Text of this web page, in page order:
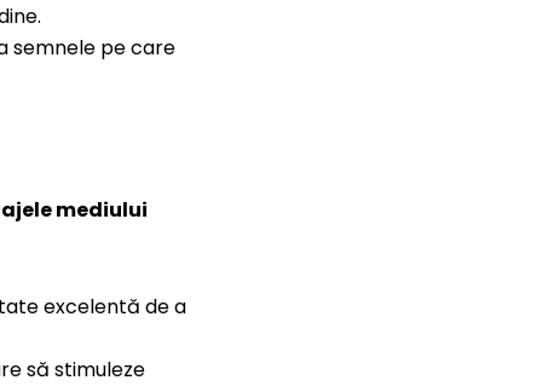
semnele pe care
mediului
excelentă de a
să stimuleze